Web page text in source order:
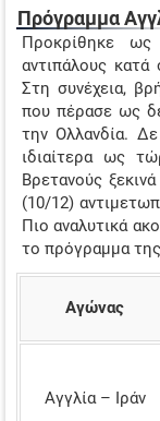
Πρόγραμμα
Προκρίθηκε
αντιπάλους
Στη συνέχεια,
που πέρασε ως
την Ολλανδία.
ιδιαίτερα ως
Βρετανούς
(10/12)
Πιο αναλυτικά
το πρόγραμμα
Αγώνας
Αγγλία – Ιράν